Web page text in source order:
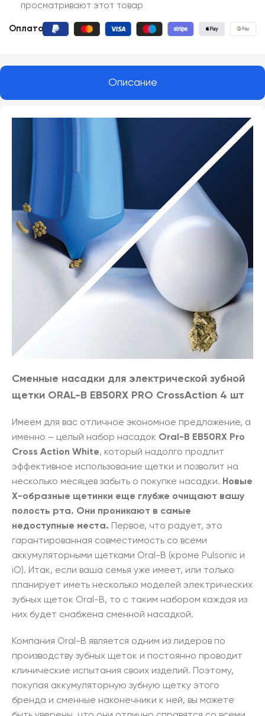
просматривают этот товар
Оплата:
Описание
Сменные насадки для электрической зубной
щетки ORAL-B EB50RX PRO CrossAction 4 шт
Имеем для вас отличное экономное предложение, а
именно – целый набор насадок Oral-B EB50RX Pro
Cross Action White, который надолго продлит
эффективное использование щетки и позволит на
несколько месяцев забыть о покупке насадки. Новые
X-образные щетинки еще глубже очищают вашу
полость рта. Они проникают в самые
недоступные места.
Первое, что радует, это
гарантированная совместимость со всеми
аккумуляторными щетками Oral-B (кроме Pulsonic и
iO). Итак, если ваша семья уже имеет, или только
планирует иметь несколько моделей электрических
зубных щеток Oral-B, то с таким набором каждая из
них будет снабжена сменной насадкой.
Компания Oral-B является одним из лидеров по
производству зубных щеток и постоянно проводит
клинические испытания своих изделий. Поэтому,
покупая аккумуляторную зубную щетку этого
бренда и сменные наконечники к ней, вы можете